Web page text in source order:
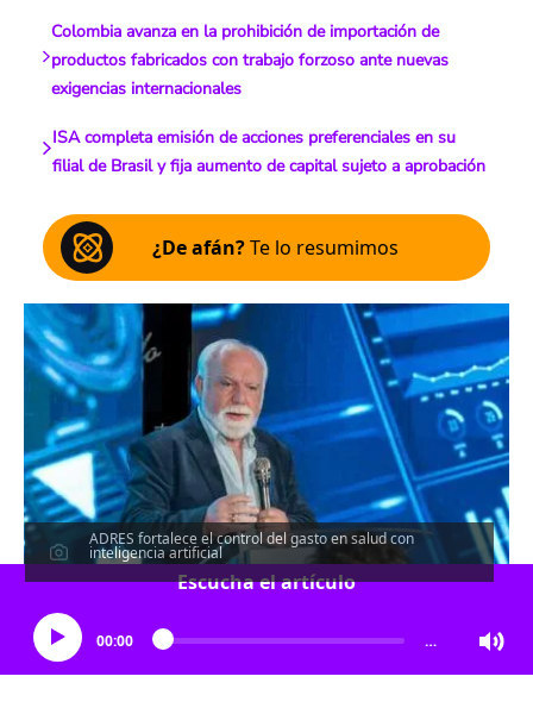
Colombia avanza en la prohibición de importación de
productos fabricados con trabajo forzoso ante nuevas
exigencias internacionales
ISA completa emisión de acciones preferenciales en su
filial de Brasil y fija aumento de capital sujeto a aprobación
¿De afán?Te lo resumimos
ADRES fortalece el control del gasto en salud con
inteligencia artificial
Escucha el artículo
00:00 …